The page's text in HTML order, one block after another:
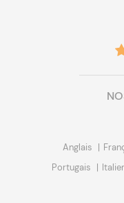
Anglais
Portugais